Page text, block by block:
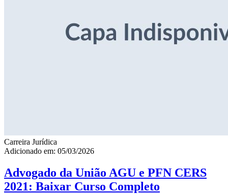
Carreira Jurídica
Adicionado em: 05/03/2026
Advogado da União AGU e PFN CERS
2021: Baixar Curso Completo